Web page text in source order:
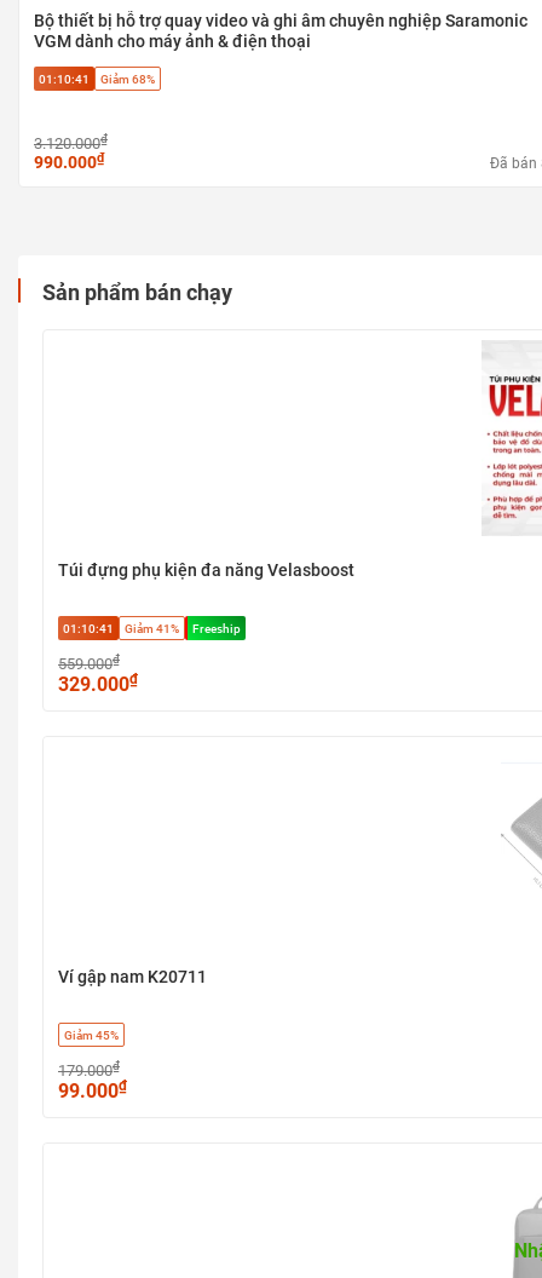
Bộ thiết bị hỗ trợ quay video và ghi âm chuyên nghiệp Saramonic
VGM dành cho máy ảnh & điện thoại
01:10:40 Giảm 68%
3.120.000₫
990.000₫ Đã bán
Sản phẩm bán chạy
Túi đựng phụ kiện đa năng Velasboost
01:10:40 Giảm 41% Freeship
559.000₫
329.000₫
Ví gập nam K20711
Giảm 45%
179.000₫
99.000₫